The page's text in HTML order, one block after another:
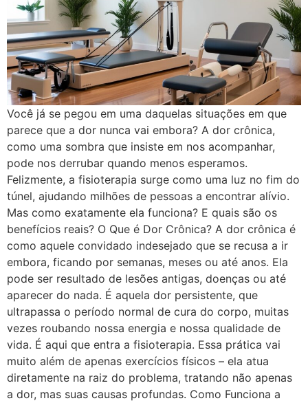
Você já se pegou em uma daquelas situações em que
parece que a dor nunca vai embora? A dor crônica,
como uma sombra que insiste em nos acompanhar,
pode nos derrubar quando menos esperamos.
Felizmente, a fisioterapia surge como uma luz no fim do
túnel, ajudando milhões de pessoas a encontrar alívio.
Mas como exatamente ela funciona? E quais são os
benefícios reais? O Que é Dor Crônica? A dor crônica é
como aquele convidado indesejado que se recusa a ir
embora, ficando por semanas, meses ou até anos. Ela
pode ser resultado de lesões antigas, doenças ou até
aparecer do nada. É aquela dor persistente, que
ultrapassa o período normal de cura do corpo, muitas
vezes roubando nossa energia e nossa qualidade de
vida. É aqui que entra a fisioterapia. Essa prática vai
muito além de apenas exercícios físicos – ela atua
diretamente na raiz do problema, tratando não apenas
a dor, mas suas causas profundas. Como Funciona a